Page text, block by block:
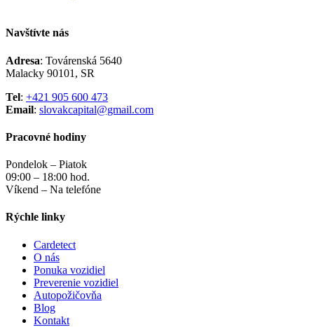
Navštívte nás
Adresa: Továrenská 5640
Malacky 90101, SR
Tel: +421 905 600 473
Email: slovakcapital@gmail.com
Pracovné hodiny
Pondelok – Piatok
09:00 – 18:00 hod.
Víkend – Na telefóne
Rýchle linky
Cardetect
O nás
Ponuka vozidiel
Preverenie vozidiel
Autopožičovňa
Blog
Kontakt